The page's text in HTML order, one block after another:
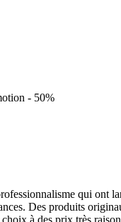
- 50%
qui ont
Des produits